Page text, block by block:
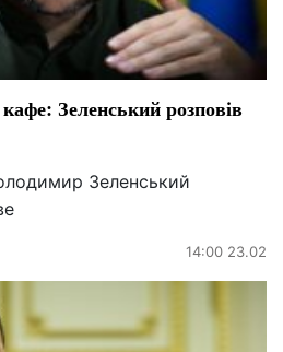
Зеленський розповів
Зеленський
14:00 23.02